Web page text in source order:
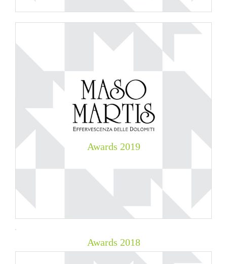
Awards 2019
Awards 2018